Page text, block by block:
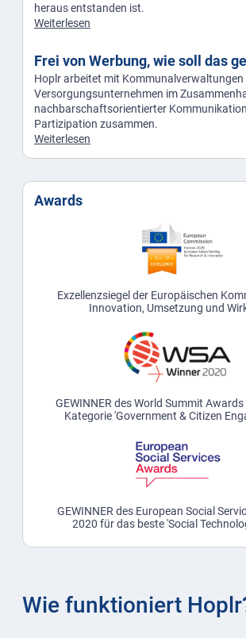
heraus entstanden ist.
Weiterlesen
Frei von Werbung, wie soll das
Hoplr arbeitet mit Kommunalverwaltungen
Versorgungsunternehmen im
nachbarschaftsorientierter
Partizipation zusammen.
Weiterlesen
Awards
Exzellenzsiegel der Europäischen
Innovation, Umsetzung und
GEWINNER des World Summit
Kategorie 'Government & Citizen
GEWINNER des European Social
2020 für das beste 'Social
Wie funktioniert